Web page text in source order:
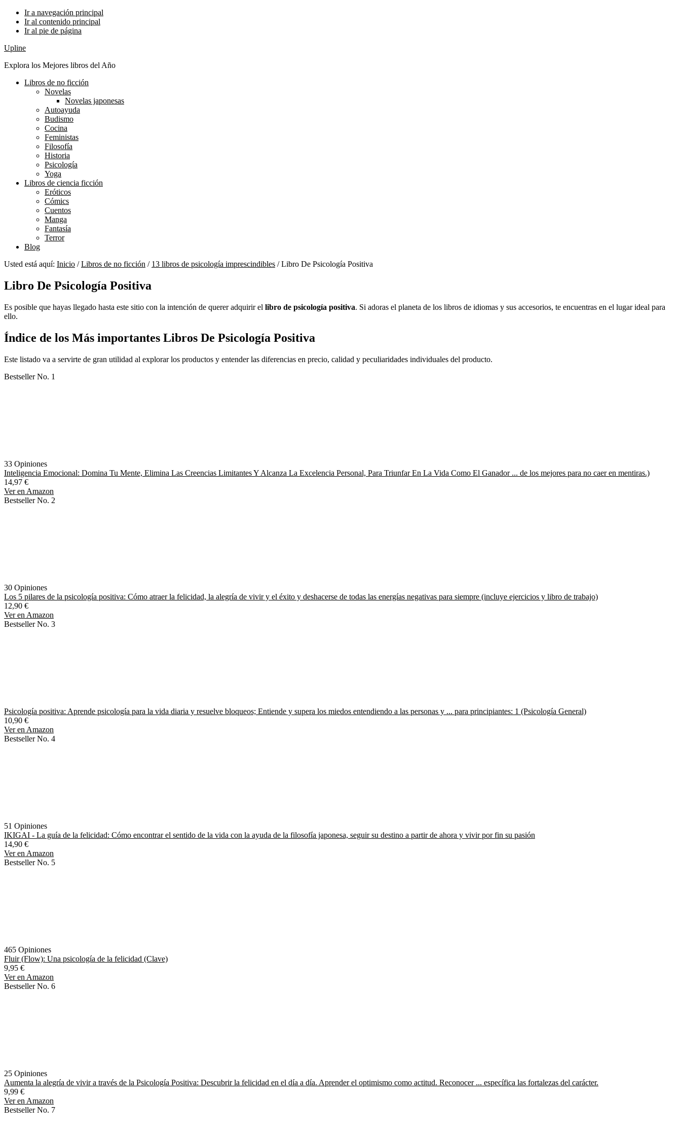
Ir a navegación principal
Ir al contenido principal
Ir al pie de página
Upline
Explora los Mejores libros del Año
Libros de no ficción
Novelas
Novelas japonesas
Autoayuda
Budismo
Cocina
Feministas
Filosofía
Historia
Psicología
Yoga
Libros de ciencia ficción
Eróticos
Cómics
Cuentos
Manga
Fantasía
Terror
Blog
Usted está aquí: Inicio / Libros de no ficción / 13 libros de psicología imprescindibles /Libro De Psicología Positiva
Libro De Psicología Positiva
Es posible que hayas llegado hasta este sitio con la intención de querer adquirir el libro de psicología positiva. Si adoras el planeta de los libros de idiomas y sus accesorios, te encuentras en el lugar ideal para
ello.
Índice de los Más importantes Libros De Psicología Positiva
Este listado va a servirte de gran utilidad al explorar los productos y entender las diferencias en precio, calidad y peculiaridades individuales del producto.
Bestseller No. 1
33 Opiniones
Inteligencia Emocional: Domina Tu Mente, Elimina Las Creencias Limitantes Y Alcanza La Excelencia Personal, Para Triunfar En La Vida Como El Ganador ... de los mejores para no caer en mentiras.)
14,97 €
Ver en Amazon
Bestseller No. 2
30 Opiniones
Los 5 pilares de la psicología positiva: Cómo atraer la felicidad, la alegría de vivir y el éxito y deshacerse de todas las energías negativas para siempre (incluye ejercicios y libro de trabajo)
12,90 €
Ver en Amazon
Bestseller No. 3
Psicología positiva: Aprende psicología para la vida diaria y resuelve bloqueos; Entiende y supera los miedos entendiendo a las personas y ... para principiantes: 1 (Psicología General)
10,90 €
Ver en Amazon
Bestseller No. 4
51 Opiniones
IKIGAI - La guía de la felicidad: Cómo encontrar el sentido de la vida con la ayuda de la filosofía japonesa, seguir su destino a partir de ahora y vivir por fin su pasión
14,90 €
Ver en Amazon
Bestseller No. 5
465 Opiniones
Fluir (Flow): Una psicología de la felicidad (Clave)
9,95 €
Ver en Amazon
Bestseller No. 6
25 Opiniones
Aumenta la alegría de vivir a través de la Psicología Positiva: Descubrir la felicidad en el día a día. Aprender el optimismo como actitud. Reconocer ... específica las fortalezas del carácter.
9,99 €
Ver en Amazon
Bestseller No. 7